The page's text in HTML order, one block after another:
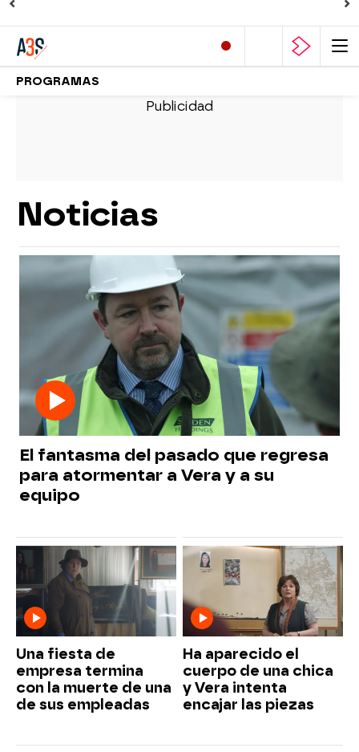
PROGRAMAS
Noticias
El fantasma del pasado que regresa
para atormentar a Vera y a su
equipo
Una fiesta de
empresa termina
con la muerte de una
de sus empleadas
Ha aparecido el
cuerpo de una chica
y Vera intenta
encajar las piezas